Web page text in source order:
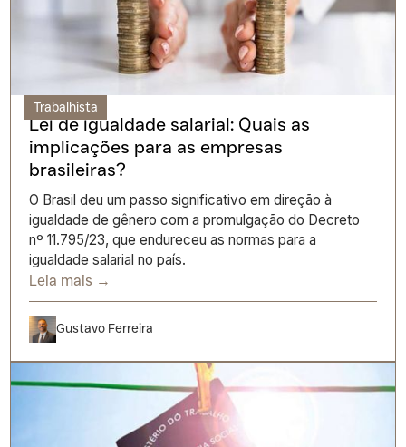
Trabalhista
Lei de igualdade salarial: Quais as
implicações para as empresas
brasileiras?
O Brasil deu um passo significativo em direção à
igualdade de gênero com a promulgação do Decreto
nº 11.795/23, que endureceu as normas para a
igualdade salarial no país.
Leia mais →
Gustavo Ferreira